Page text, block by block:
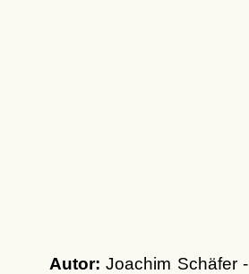
Autor: Joachim Schäfer -